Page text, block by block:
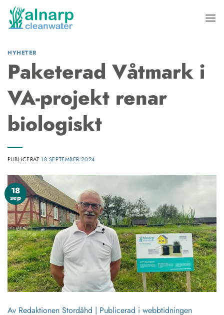
Skip
content
NYHETER
Paketerad Våtmark i
VA-projekt renar
biologiskt
PUBLICERAT 18 SEPTEMBER 2024
18
sep
Av Redaktionen Stordåhd | Publicerad i webbtidningen